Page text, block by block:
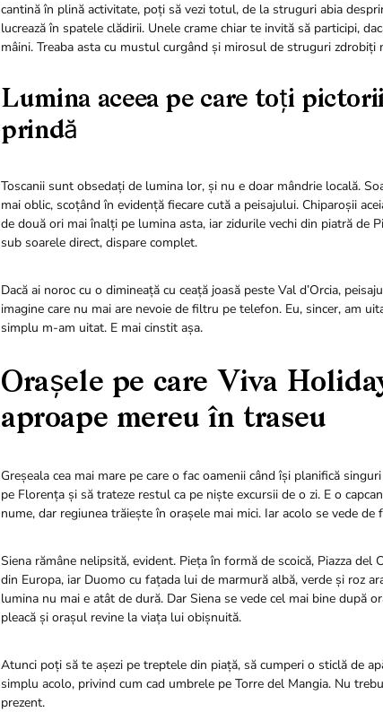
cantină în plină activitate, poți să vezi totul, de la struguri abia
lucrează în spatele clădirii. Unele crame chiar te invită să participi,
mâini. Treaba asta cu mustul curgând și mirosul de struguri zdrobiți
Lumina aceea pe care toți
prindă
Toscanii sunt obsedați de lumina lor, și nu e doar mândrie locală.
mai oblic, scoțând în evidență fiecare cută a peisajului. Chiparoșii
de două ori mai înalți pe lumina asta, iar zidurile vechi din piatră de
sub soarele direct, dispare complet.
Dacă ai noroc cu o dimineață cu ceață joasă peste Val d’Orcia,
imagine care nu mai are nevoie de filtru pe telefon. Eu, sincer, am
simplu m-am uitat. E mai cinstit așa.
Orașele pe care Viva
aproape mereu în traseu
Greșeala cea mai mare pe care o fac oamenii când își planifică
pe Florența și să trateze restul ca pe niște excursii de o zi. E o
nume, dar regiunea trăiește în orașele mai mici. Iar acolo se vede
Siena rămâne nelipsită, evident. Pieța în formă de scoică, Piazza del
din Europa, iar Duomo cu fațada lui de marmură albă, verde și roz
lumina nu mai e atât de dură. Dar Siena se vede cel mai bine după
pleacă și orașul revine la viața lui obișnuită.
Atunci poți să te așezi pe treptele din piață, să cumperi o sticlă de
simplu acolo, privind cum cad umbrele pe Torre del Mangia. Nu
prezent.